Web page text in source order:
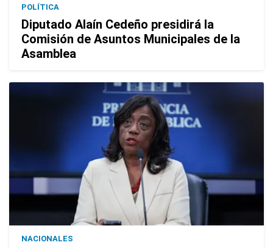
POLÍTICA
Diputado Alaín Cedeño presidirá la
Comisión de Asuntos Municipales de la
Asamblea
NACIONALES